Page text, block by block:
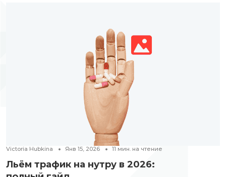
Victoria Hubkina Янв 15, 2026 11 мин. на чтение
Льём трафик на нутру в 2026: